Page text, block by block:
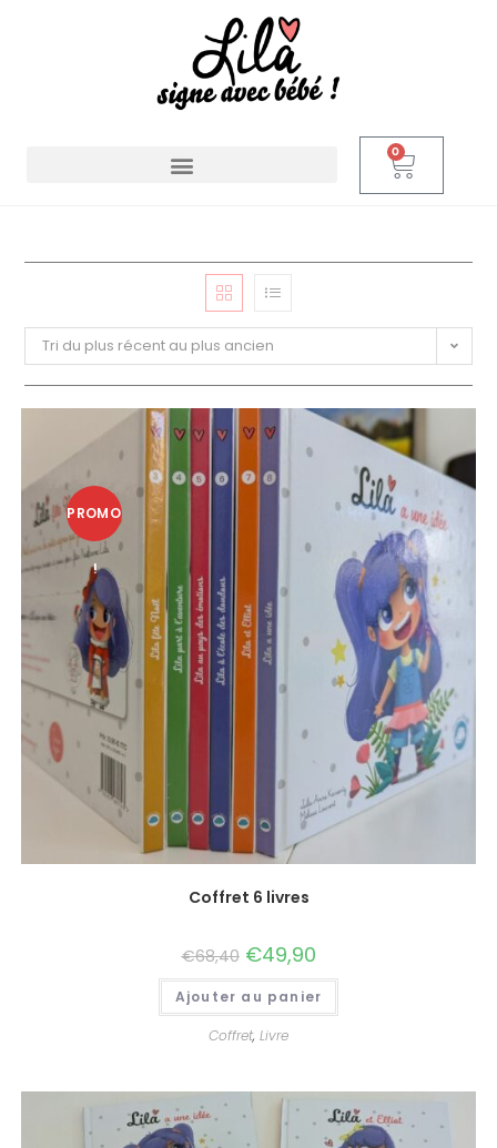
0
Tri du plus récent au plus ancien
PROMO
!
Coffret 6 livres
€68,40 €49,90
Ajouter au panier
Coffret, Livre